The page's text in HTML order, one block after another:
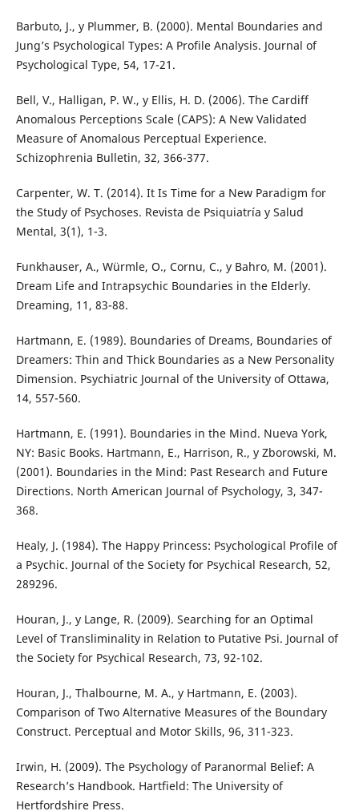
Barbuto, J., y Plummer, B. (2000). Mental Boundaries and
Jung’s Psychological Types: A Profile Analysis. Journal of
Psychological Type, 54, 17-21.
Bell, V., Halligan, P. W., y Ellis, H. D. (2006). The Cardiff
Anomalous Perceptions Scale (CAPS): A New Validated
Measure of Anomalous Perceptual Experience.
Schizophrenia Bulletin, 32, 366-377.
Carpenter, W. T. (2014). It Is Time for a New Paradigm for
the Study of Psychoses. Revista de Psiquiatría y Salud
Mental, 3(1), 1-3.
Funkhauser, A., Würmle, O., Cornu, C., y Bahro, M. (2001).
Dream Life and Intrapsychic Boundaries in the Elderly.
Dreaming, 11, 83-88.
Hartmann, E. (1989). Boundaries of Dreams, Boundaries of
Dreamers: Thin and Thick Boundaries as a New Personality
Dimension. Psychiatric Journal of the University of Ottawa,
14, 557-560.
Hartmann, E. (1991). Boundaries in the Mind. Nueva York,
NY: Basic Books. Hartmann, E., Harrison, R., y Zborowski, M.
(2001). Boundaries in the Mind: Past Research and Future
Directions. North American Journal of Psychology, 3, 347-
368.
Healy, J. (1984). The Happy Princess: Psychological Profile of
a Psychic. Journal of the Society for Psychical Research, 52,
289296.
Houran, J., y Lange, R. (2009). Searching for an Optimal
Level of Transliminality in Relation to Putative Psi. Journal of
the Society for Psychical Research, 73, 92-102.
Houran, J., Thalbourne, M. A., y Hartmann, E. (2003).
Comparison of Two Alternative Measures of the Boundary
Construct. Perceptual and Motor Skills, 96, 311-323.
Irwin, H. (2009). The Psychology of Paranormal Belief: A
Research’s Handbook. Hartfield: The University of
Hertfordshire Press.